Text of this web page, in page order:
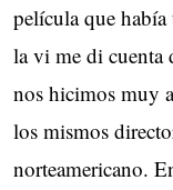
película que
la vi me di cuenta
nos hicimos muy
los mismos
norteamericano.